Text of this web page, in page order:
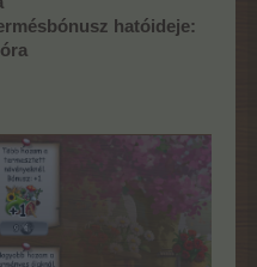
hatóideje: